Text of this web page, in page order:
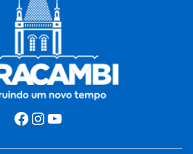
Facebook
Instagram
Youtube